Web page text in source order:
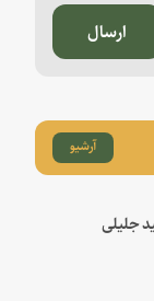
ارسال
آرشیو
جلیلی